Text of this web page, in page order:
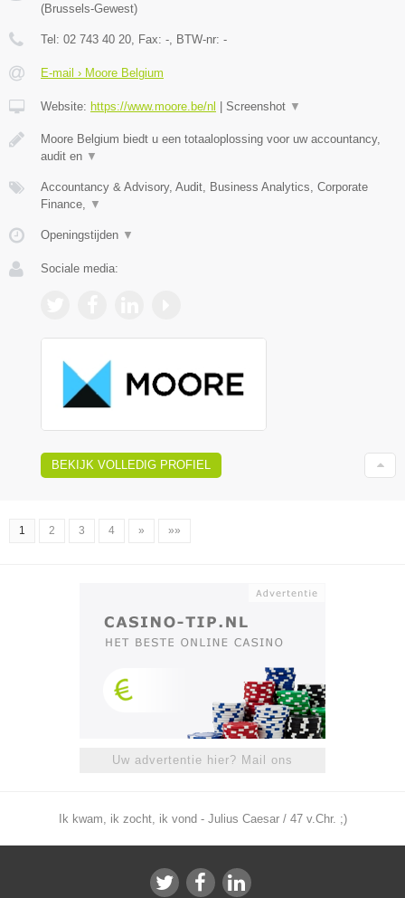
(Brussels-Gewest)
Tel: 02 743 40 20 , Fax: - , BTW-nr: -
E-mail › Moore Belgium
Website: https://www.moore.be/nl | Screenshot ▼
Moore Belgium biedt u een totaaloplossing voor uw accountancy,
audit en ▼
Accountancy & Advisory, Audit, Business Analytics, Corporate
Finance,
▼
Openingstijden ▼
Sociale media:
BEKIJK VOLLEDIG PROFIEL
1 2 3 4 » »»
Uw advertentie hier? Mail ons
Ik kwam, ik zocht, ik vond - Julius Caesar / 47 v.Chr. ;)